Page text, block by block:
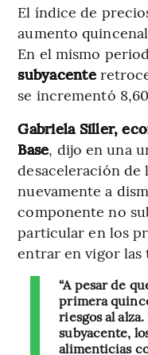
El índice de
aumento
En el mismo
subyacente
se incrementó
Gabriela Siller,
Base, dijo en una
desaceleración de
nuevamente a
componente no
particular en los
entrar en vigor las
“A pesar de
primera
riesgos al
subyacente,
alimenticias